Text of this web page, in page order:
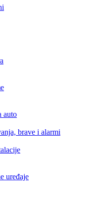
auto
brave i alarmi
uređaje